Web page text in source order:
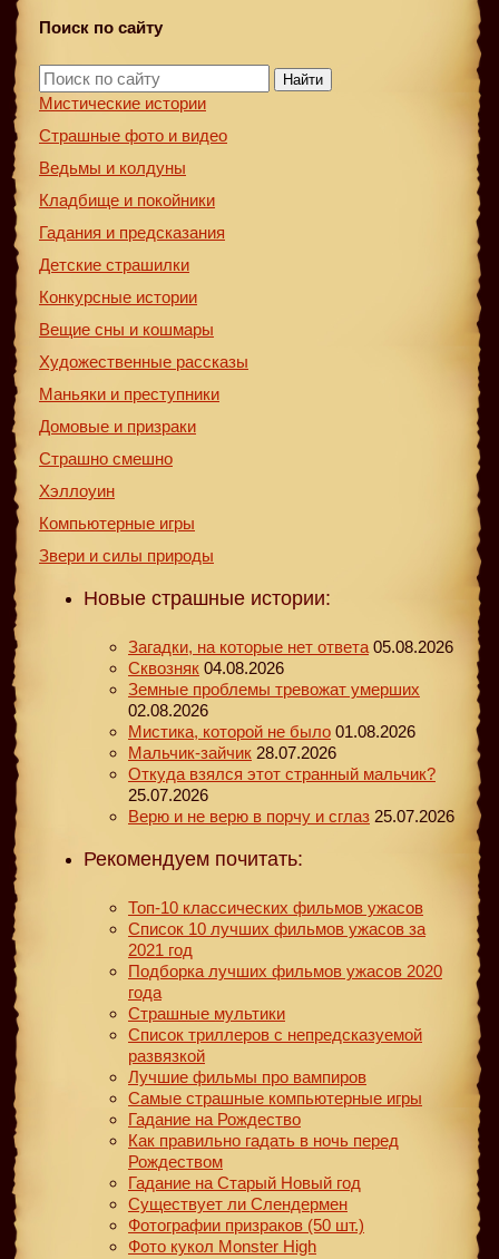
Поиск по сайту
Найти
Мистические истории
Страшные фото и видео
Ведьмы и колдуны
Кладбище и покойники
Гадания и предсказания
Детские страшилки
Конкурсные истории
Вещие сны и кошмары
Художественные рассказы
Маньяки и преступники
Домовые и призраки
Страшно смешно
Хэллоуин
Компьютерные игры
Звери и силы природы
Новые страшные истории:
Загадки, на которые нет ответа 05.08.2026
Сквозняк 04.08.2026
Земные проблемы тревожат умерших
02.08.2026
Мистика, которой не было 01.08.2026
Мальчик-зайчик 28.07.2026
Откуда взялся этот странный мальчик?
25.07.2026
Верю и не верю в порчу и сглаз 25.07.2026
Рекомендуем почитать:
Топ-10 классических фильмов ужасов
Список 10 лучших фильмов ужасов за
2021 год
Подборка лучших фильмов ужасов 2020
года
Страшные мультики
Список триллеров с непредсказуемой
развязкой
Лучшие фильмы про вампиров
Самые страшные компьютерные игры
Гадание на Рождество
Как правильно гадать в ночь перед
Рождеством
Гадание на Старый Новый год
Существует ли Слендермен
Фотографии призраков (50 шт.)
Фото кукол Monster High